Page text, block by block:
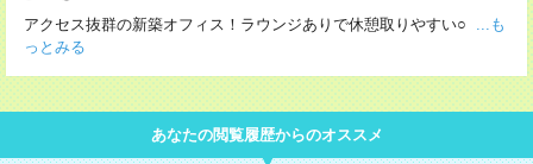
アクセス抜群の新築オフィス！ラウンジありで休憩取りやすい○
...も
っとみる
あなたの閲覧履歴からのオススメ